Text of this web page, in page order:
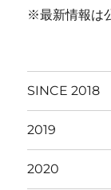
※最新情報は
SINCE 2018
2019
2020